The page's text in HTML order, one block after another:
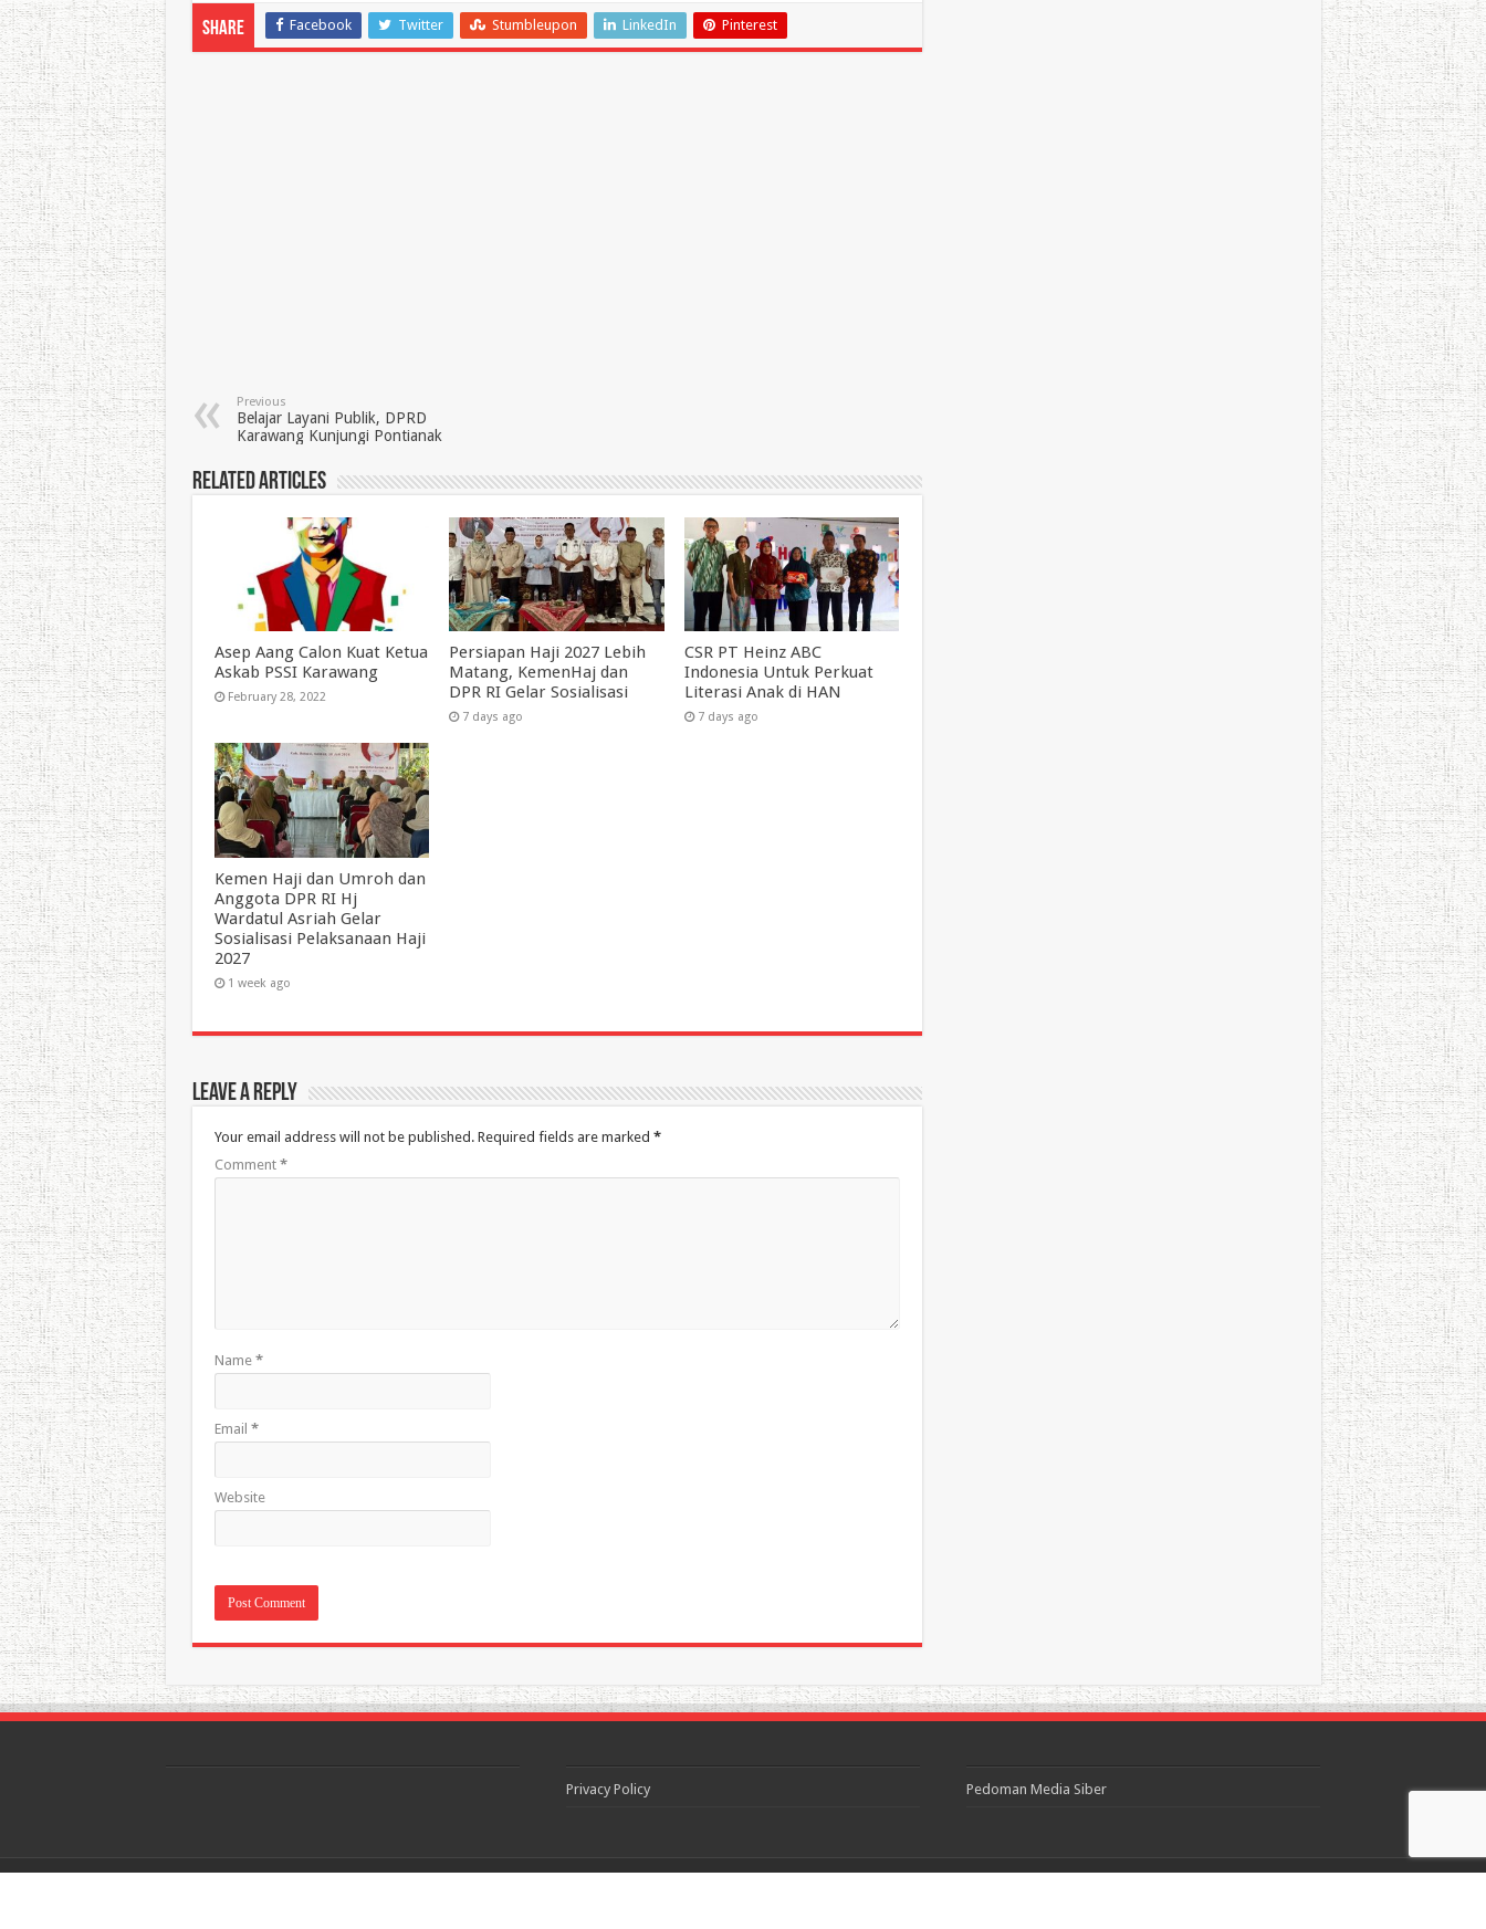
Share Facebook Twitter Stumbleupon LinkedIn Pinterest
Previous
Belajar Layani Publik, DPRD
Karawang Kunjungi Pontianak
Related Articles
Asep Aang Calon Kuat Ketua
Askab PSSI Karawang
February 28, 2022
Persiapan Haji 2027 Lebih
Matang, KemenHaj dan
DPR RI Gelar Sosialisasi
7 days ago
CSR PT Heinz ABC
Indonesia Untuk Perkuat
Literasi Anak di HAN
7 days ago
Kemen Haji dan Umroh dan
Anggota DPR RI Hj
Wardatul Asriah Gelar
Sosialisasi Pelaksanaan Haji
2027
1 week ago
Leave a Reply
Your email address will not be published. Required fields are marked *
Comment *
Name *
Email *
Website
Privacy Policy Pedoman Media Siber